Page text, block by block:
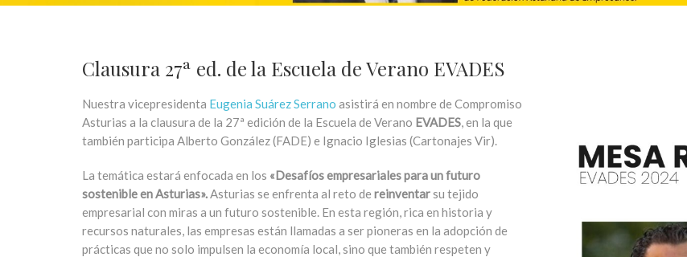
Clausura 27ª ed. de la Escuela de Verano EVADES
Nuestra vicepresidenta Eugenia Suárez Serrano asistirá en nombre de Compromiso
Asturias a la clausura de la 27ª edición de la Escuela de Verano EVADES, en la que
también participa Alberto González (FADE) e Ignacio Iglesias (Cartonajes Vir).
La temática estará enfocada en los «Desafíos empresariales para un futuro
sostenible en Asturias».Asturias se enfrenta al reto de reinventarsu tejido
empresarial con miras a un futuro sostenible. En esta región, rica en historia y
recursos naturales, las empresas están llamadas a ser pioneras en la adopción de
prácticas que no solo impulsen la economía local, sino que también respeten y